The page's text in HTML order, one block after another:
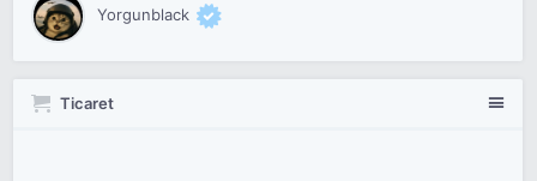
Yorgunblack
Ticaret